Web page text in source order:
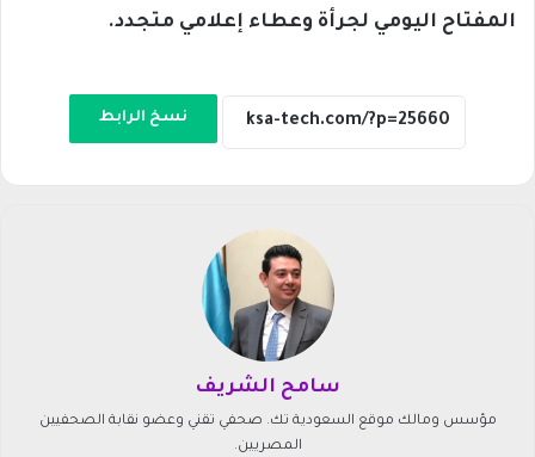
المفتاح اليومي لجرأة وعطاء إعلامي متجدد.
نسخ الرابط
سامح الشريف
مؤسس ومالك موقع السعودية تك. صحفي تقني وعضو نقابة الصحفيين
المصريين.